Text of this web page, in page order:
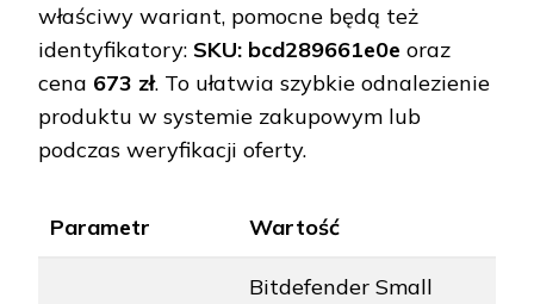
właściwy wariant, pomocne będą też
identyfikatory: SKU: bcd289661e0e oraz
cena 673 zł. To ułatwia szybkie odnalezienie
produktu w systemie zakupowym lub
podczas weryfikacji oferty.
Parametr Wartość
Bitdefender Small